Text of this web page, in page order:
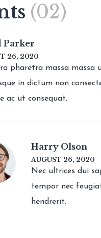
(02)
Parker
26, 2020
pharetra massa massa
in dictum non
ac ut consequat.
Harry Olson
AUGUST 26, 2020
Nec ultrices dui
tempor nec
hendrerit.